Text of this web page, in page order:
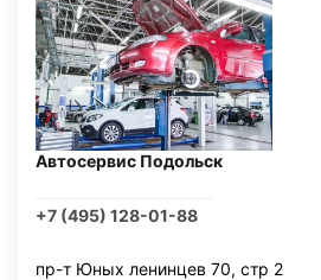
Автосервис Подольск
+7 (495) 128-01-88
пр-т Юных ленинцев 70, стр 2